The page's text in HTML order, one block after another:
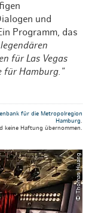
und
Programm, das
für Las Vegas
für Hamburg."
für die Metropolregion
Hamburg.
keine Haftung übernommen.
© Thomas Huang